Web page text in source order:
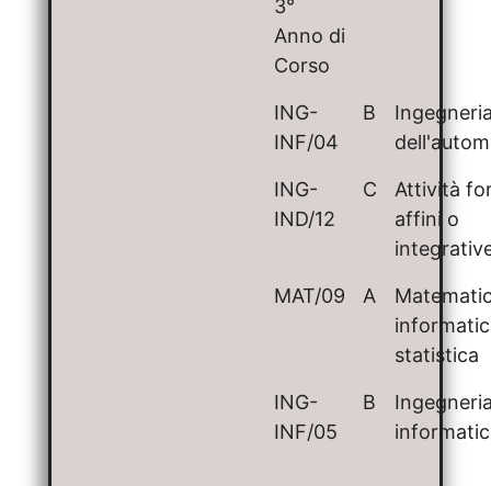
3°
Anno di
Corso
ING-
INF/04
B
ING-
IND/12
C
Attività
affini o
MAT/09 A
statistica
ING-
INF/05
B